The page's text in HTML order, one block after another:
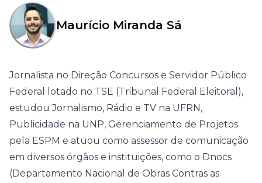
Maurício Miranda Sá
Jornalista no Direção Concursos e Servidor Público
Federal lotado no TSE (Tribunal Federal Eleitoral),
estudou Jornalismo, Rádio e TV na UFRN,
Publicidade na UNP, Gerenciamento de Projetos
pela ESPM e atuou como assessor de comunicação
em diversos órgãos e instituições, como o Dnocs
(Departamento Nacional de Obras Contras as